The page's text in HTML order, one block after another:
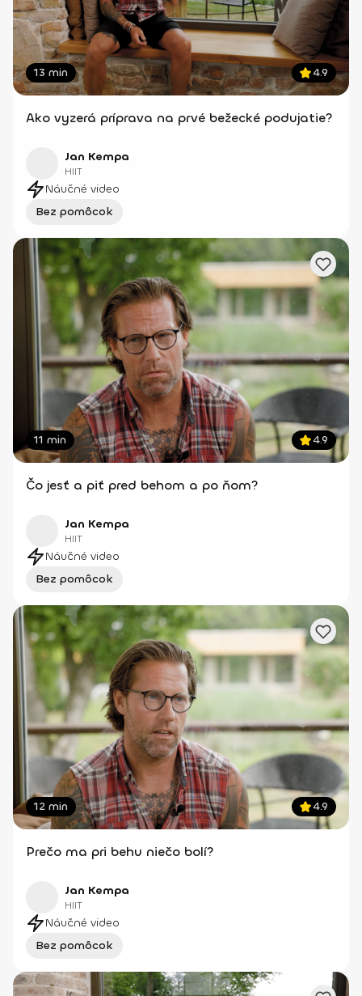
13 min 4.9
Ako vyzerá príprava na prvé bežecké podujatie?
Jan Kempa
HIIT
Náučné video
Bez pomôcok
11 min 4.9
Čo jesť a piť pred behom a po ňom?
Jan Kempa
HIIT
Náučné video
Bez pomôcok
12 min 4.9
Prečo ma pri behu niečo bolí?
Jan Kempa
HIIT
Náučné video
Bez pomôcok